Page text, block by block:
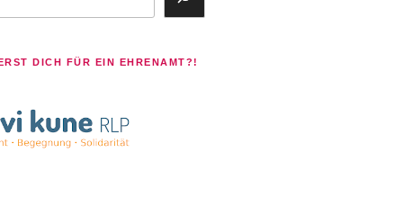
DICH FÜR EIN EHRENAMT?!